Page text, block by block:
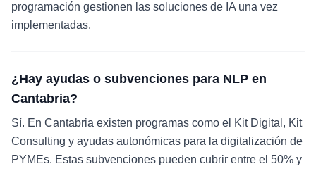
programación gestionen las soluciones de IA una vez
implementadas.
¿Hay ayudas o subvenciones para NLP en
Cantabria?
Sí. En Cantabria existen programas como el Kit Digital, Kit
Consulting y ayudas autonómicas para la digitalización de
PYMEs. Estas subvenciones pueden cubrir entre el 50% y